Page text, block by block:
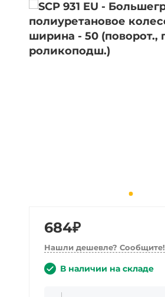
684₽
Нашли дешевле? Сообщите!
В наличии на складе